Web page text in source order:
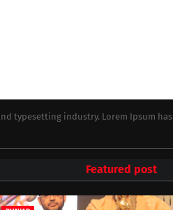
typesetting industry. Lorem Ipsum has
Featured post